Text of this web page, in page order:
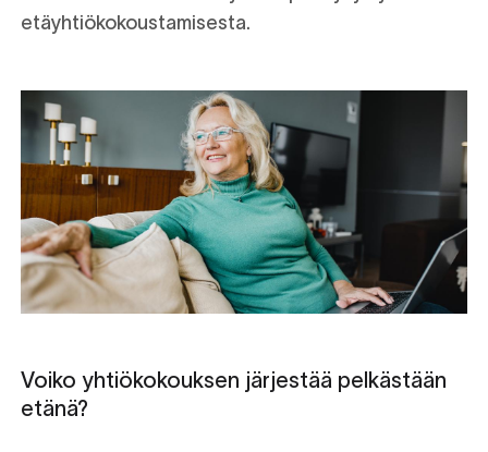
etäyhtiökokoustamisesta.
Voiko yhtiökokouksen järjestää pelkästään
etänä?